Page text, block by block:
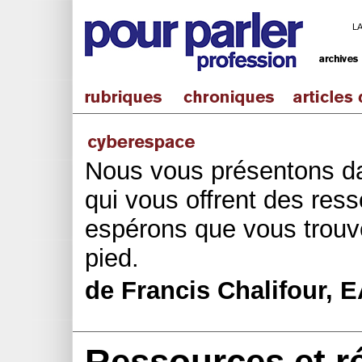
Nous vous présentons
qui vous offrent des
espérons que vous
pied.
de Francis Chalifour,